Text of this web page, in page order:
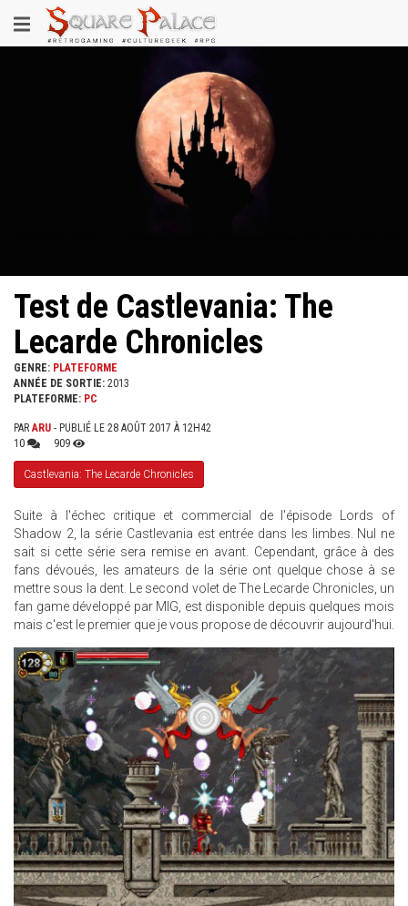
au
contenu
Toggle
navigation
Test de Castlevania: The
Lecarde Chronicles
GENRE: PLATEFORME
ANNÉE DE SORTIE: 2013
PLATEFORME: PC
PARARU - PUBLIÉ LE 28 AOÛT 2017 À 12H42
10
909
Castlevania: The Lecarde Chronicles
Suite à l'échec critique et commercial de l'épisode Lords of
Shadow 2, la série Castlevania est entrée dans les limbes. Nul ne
sait si cette série sera remise en avant. Cependant, grâce à des
fans dévoués, les amateurs de la série ont quelque chose à se
mettre sous la dent. Le second volet de The Lecarde Chronicles, un
fan game développé par MIG, est disponible depuis quelques mois
mais c'est le premier que je vous propose de découvrir aujourd'hui.
FACB1BAA-
A05D-
E311-
89D6-
002590A05F5F_3_FULL1.GIF